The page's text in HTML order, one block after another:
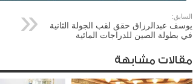
السابق:
يوسف عبدالرزاق حقق لقب الجولة الثانية
في بطولة الصين للدراجات المائية
مقالات مشابهة